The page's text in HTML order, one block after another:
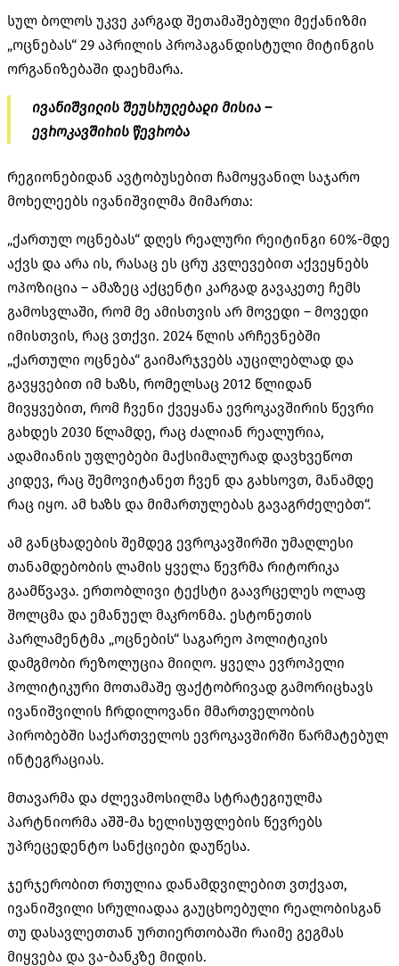
სულ ბოლოს უკვე კარგად შეთამაშებული მექანიზმი
„ოცნებას“ 29 აპრილის პროპაგანდისტული მიტინგის
ორგანიზებაში დაეხმარა.
ივანიშვილის შეუსრულებადი მისია –
ევროკავშირის წევრობა
რეგიონებიდან ავტობუსებით ჩამოყვანილ საჯარო
მოხელეებს ივანიშვილმა მიმართა:
„ქართულ ოცნებას“ დღეს რეალური რეიტინგი 60%-მდე
აქვს და არა ის, რასაც ეს ცრუ კვლევებით აქვეყნებს
ოპოზიცია – ამაზეც აქცენტი კარგად გავაკეთე ჩემს
გამოსვლაში, რომ მე ამისთვის არ მოვედი – მოვედი
იმისთვის, რაც ვთქვი. 2024 წლის არჩევნებში
„ქართული ოცნება“ გაიმარჯვებს აუცილებლად და
გავყვებით იმ ხაზს, რომელსაც 2012 წლიდან
მივყვებით, რომ ჩვენი ქვეყანა ევროკავშირის წევრი
გახდეს 2030 წლამდე, რაც ძალიან რეალურია,
ადამიანის უფლებები მაქსიმალურად დავხვეწოთ
კიდევ, რაც შემოვიტანეთ ჩვენ და გახსოვთ, მანამდე
რაც იყო. ამ ხაზს და მიმართულებას გავაგრძელებთ“.
ამ განცხადების შემდეგ ევროკავშირში უმაღლესი
თანამდებობის ლამის ყველა წევრმა რიტორიკა
გაამწვავა. ერთობლივი ტექსტი გაავრცელეს ოლაფ
შოლცმა და ემანუელ მაკრონმა. ესტონეთის
პარლამენტმა „ოცნების“ საგარეო პოლიტიკის
დამგმობი რეზოლუცია მიიღო. ყველა ევროპელი
პოლიტიკური მოთამაშე ფაქტობრივად გამორიცხავს
ივანიშვილის ჩრდილოვანი მმართველობის
პირობებში საქართველოს ევროკავშირში წარმატებულ
ინტეგრაციას.
მთავარმა და ძლევამოსილმა სტრატეგიულმა
პარტნიორმა აშშ-მა ხელისუფლების წევრებს
უპრეცედენტო სანქციები დაუწესა.
ჯერჯერობით რთულია დანამდვილებით ვთქვათ,
ივანიშვილი სრულიადაა გაუცხოებული რეალობისგან
თუ დასავლეთთან ურთიერთობაში რაიმე გეგმას
მიყვება და ვა-ბანკზე მიდის.